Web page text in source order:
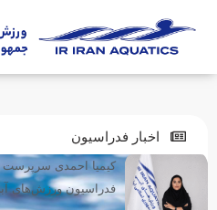
اخبار فدراسیون
کیمیا احمدی سرپرست
فدراسیون ورزش‌های